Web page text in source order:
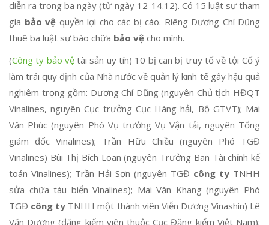
diễn ra trong ba ngày (từ ngày 12-14.12). Có 15 luật sư tham
gia bảo vệ quyền lợi cho các bị cáo. Riêng Dương Chí Dũng
thuê ba luật sư bào chữa bảo vệ cho mình.
(Công ty bảo vệtài sản uy tín) 10 bị can bị truy tố về tội Cố ý
làm trái quy định của Nhà nước về quản lý kinh tế gây hậu quả
nghiêm trọng gồm: Dương Chí Dũng (nguyên Chủ tịch HĐQT
Vinalines, nguyên Cục trưởng Cục Hàng hải, Bộ GTVT); Mai
Văn Phúc (nguyên Phó Vụ trưởng Vụ Vận tải, nguyên Tổng
giám đốc Vinalines); Trần Hữu Chiều (nguyên Phó TGĐ
Vinalines) Bùi Thị Bích Loan (nguyên Trưởng Ban Tài chính kế
toán Vinalines); Trần Hải Sơn (nguyên TGĐ công ty TNHH
sửa chữa tàu biển Vinalines); Mai Văn Khang (nguyên Phó
TGĐ công ty TNHH một thành viên Viễn Dương Vinashin) Lê
Văn Dương (đăng kiểm viên thuộc Cục Đăng kiểm Việt Nam);